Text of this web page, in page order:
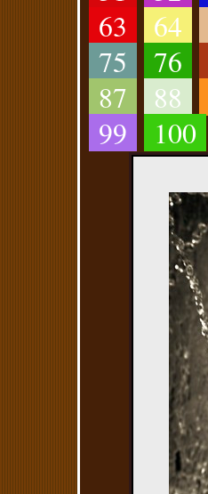
63
64
75
76
87
88
99
100